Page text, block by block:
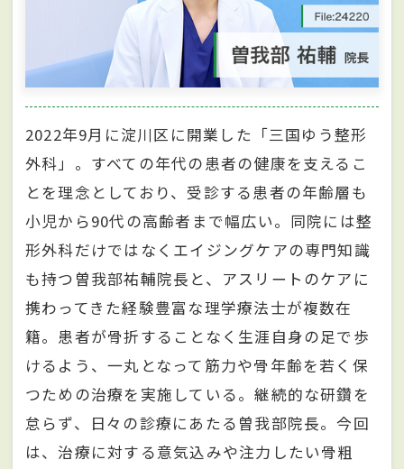
2022年9月に淀川区に開業した「三国ゆう整形
外科」。すべての年代の患者の健康を支えるこ
とを理念としており、受診する患者の年齢層も
小児から90代の高齢者まで幅広い。同院には整
形外科だけではなくエイジングケアの専門知識
も持つ曽我部祐輔院長と、アスリートのケアに
携わってきた経験豊富な理学療法士が複数在
籍。患者が骨折することなく生涯自身の足で歩
けるよう、一丸となって筋力や骨年齢を若く保
つための治療を実施している。継続的な研鑽を
怠らず、日々の診療にあたる曽我部院長。今回
は、治療に対する意気込みや注力したい骨粗